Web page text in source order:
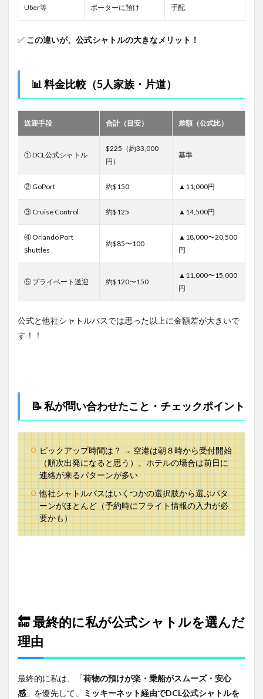
Uber等
ポーターに預け
手配
✅ この違いが、公式シャトルの大きなメリット！
📊 料金比較（5人家族・片道）
送迎手段 合計（目安） 差額（公式比）
① DCL公式シャトル
$225（約33,000
円）
基準
② GoPort 約$150 ▲11,000円
③ Cruise Control 約$125 ▲14,500円
④ Orlando Port
Shuttles
約$85〜100
▲18,000〜20,500
円
⑤ プライベート送迎 約$120〜150
▲11,000〜15,000
円
公式と他社シャトルバスでは思った以上に金額差が大きいで
す！！
📝 私が問い合わせたこと・チェックポイント
ピックアップ時間は？ → 空港は朝８時から受付開始
（順次出発になると思う）、ホテルの場合は前日に
連絡が来るパターンが多い
他社シャトルバスはいくつかの選択肢から選ぶパタ
ーンがほとんど（予約時にフライト情報の入力が必
要かも）
🔚 最終的に私が公式シャトルを選んだ
理由
最終的に私は、「荷物の預けが楽・乗船がスムーズ・安心
感 」を優先して、 ミッキーネット経由でDCL公式シャトルを